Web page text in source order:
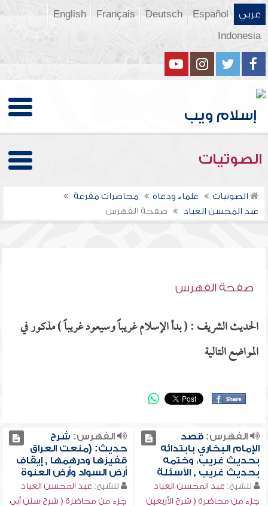
عربي Español
Deutsch
Français
English
Indonesia
الصوتيات
الصوتيات علماء ودعاة
محاضرات مفرغة
عبد المحسن العباد
صفحة الفهرس
صفحة الفهرس
الحديث الشريف : ( بدأ الإسلام غريباً وسيعود غريباً ) مذكور في
المواضع التالية
الفهرس:قصد
الإمام البخاري بابتدائه
بحديث غريب، وختمه
بحديث غريب , الأسئلة
للشيخ: عبد المحسن العباد
جزء من محاضرة ( شرح الأربعين
الفهرس: شرح
حديث: (منعت العراق
قفيزها ودرهمها , إيقاف
أرض السواد وأرض العنوة
للشيخ: عبد المحسن العباد
جزء من محاضرة ( شرح سنن أبي